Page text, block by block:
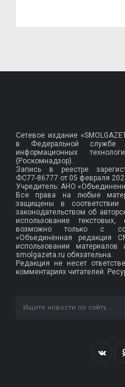
Сетевое издание
в Федеральной
информационных
(Роскомнадзор).
Запись в реестре
ФС77-86777 от 05 февраля
Учредитель: АНО
Все права на любые
защищены в
законодательством об
использование
возможно только с
«Объединённая редакция
использовании
smolgazeta.ru обязательна.
Редакция не несет
комментариях читателей.